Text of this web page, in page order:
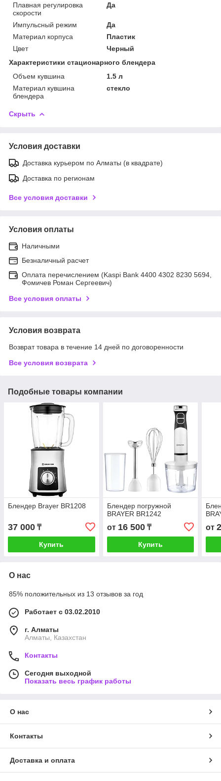
Плавная регулировка
скорости
Да
Импульсный режим
Да
Материал корпуса
Пластик
Цвет
Черный
Характеристики стационарного блендера
Объем кувшина
1.5 л
Материал кувшина
блендера
стекло
Скрыть
Условия доставки
Доставка курьером по Алматы (в квадрате)
Доставка по регионам
Все условия доставки
Условия оплаты
Наличными
Безналичный расчет
Оплата перечислением (Kaspi Bank 4400 4302 8230 5694,
Фомичев Роман Сергеевич)
Все условия оплаты
Условия возврата
Возврат товара в течение 14 дней по договоренности
Все условия возврата
Подобные товары компании
Блендер Brayer BR1208
37 000 ₸
Купить
Блендер погружной
BRAYER BR1242
от 16 500₸
Купить
от
О нас
85% положительных из 13 отзывов за год
Работает с 03.02.2010
г. Алматы
Алматы, Казахстан
Контакты
Сегодня выходной
Показать весь график работы
О нас
Контакты
Доставка и оплата